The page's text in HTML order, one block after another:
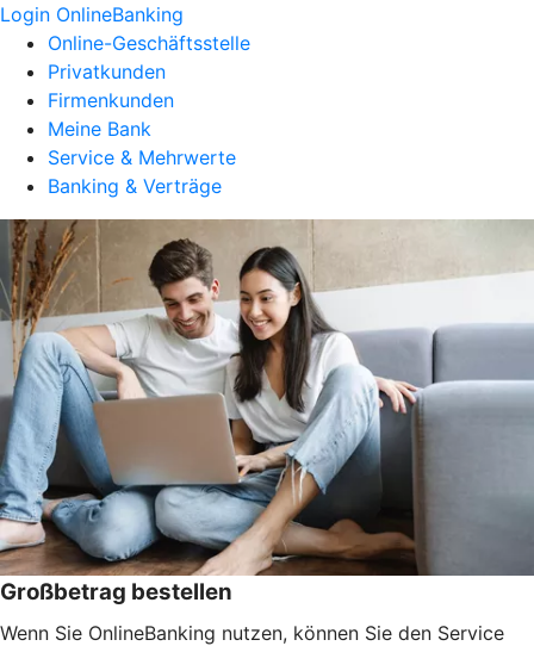
Login OnlineBanking
Online-Geschäftsstelle
Privatkunden
Firmenkunden
Meine Bank
Service & Mehrwerte
Banking & Verträge
Großbetrag bestellen
Wenn Sie OnlineBanking nutzen, können Sie den Service